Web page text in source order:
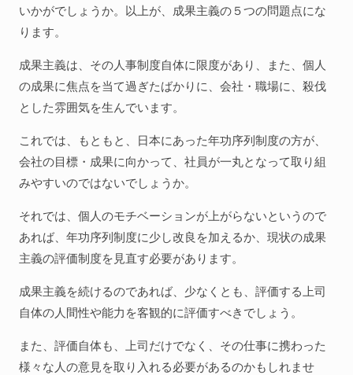
いかがでしょうか。以上が、成果主義の５つの問題点にな
ります。
成果主義は、その人事制度自体に限度があり、また、個人
の成果に焦点を当て過ぎたばかりに、会社・職場に、殺伐
とした雰囲気を生んでいます。
これでは、もともと、日本にあった年功序列制度の方が、
会社の目標・成果に向かって、社員が一丸となって取り組
みやすいのではないでしょうか。
それでは、個人のモチベーションが上がらないというので
あれば、年功序列制度に少し改良を加えるか、現状の成果
主義の評価制度を見直す必要があります。
成果主義を続けるのであれば、少なくとも、評価する上司
自体の人間性や能力を客観的に評価すべきでしょう。
また、評価自体も、上司だけでなく、その仕事に携わった
様々な人の意見を取り入れる必要があるのかもしれませ